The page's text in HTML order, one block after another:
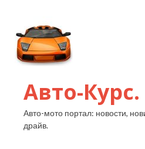
Авто-Курс.
Авто-мото портал: новости,
драйв.